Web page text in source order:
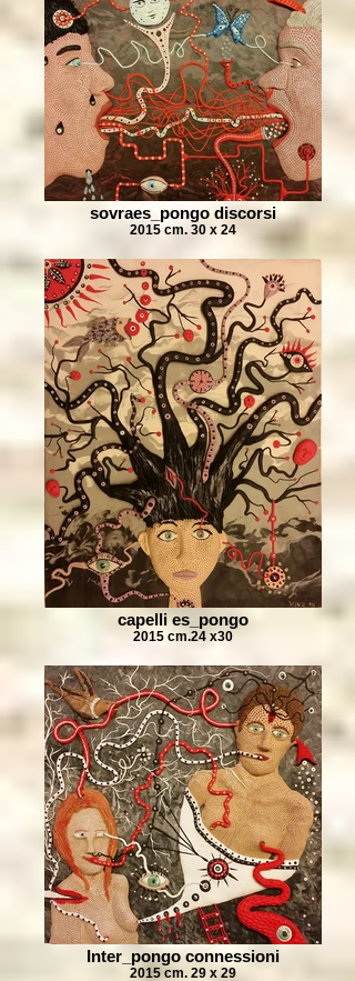
sovraes_pongo discorsi
2015 cm. 30 x 24
capelli es_pongo
2015 cm.24 x30
Inter_pongo connessioni
2015 cm. 29 x 29